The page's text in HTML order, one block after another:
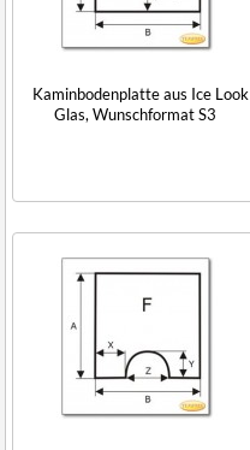
Kaminbodenplatte aus Ice Look
Glas, Wunschformat S3